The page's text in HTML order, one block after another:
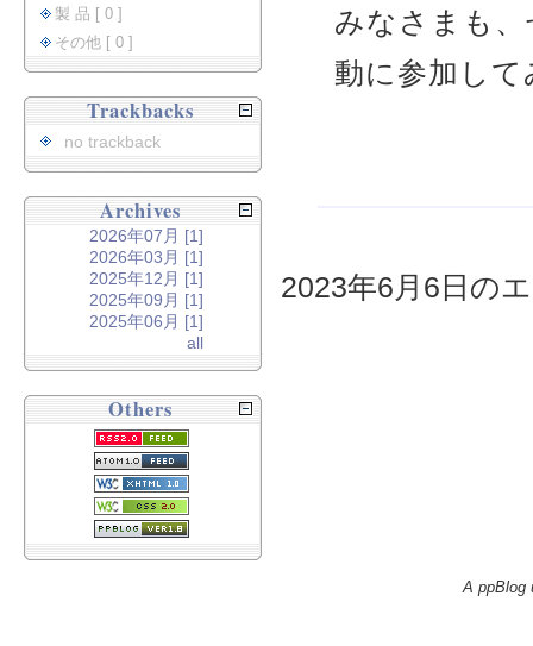
みなさまも
動に参加し
2023年6月6日の
製 品 [ 0 ]
その他 [ 0 ]
Trackbacks
no trackback
Archives
2026年07月 [1]
2026年03月 [1]
2025年12月 [1]
2025年09月 [1]
2025年06月 [1]
all
Others
A ppBlog